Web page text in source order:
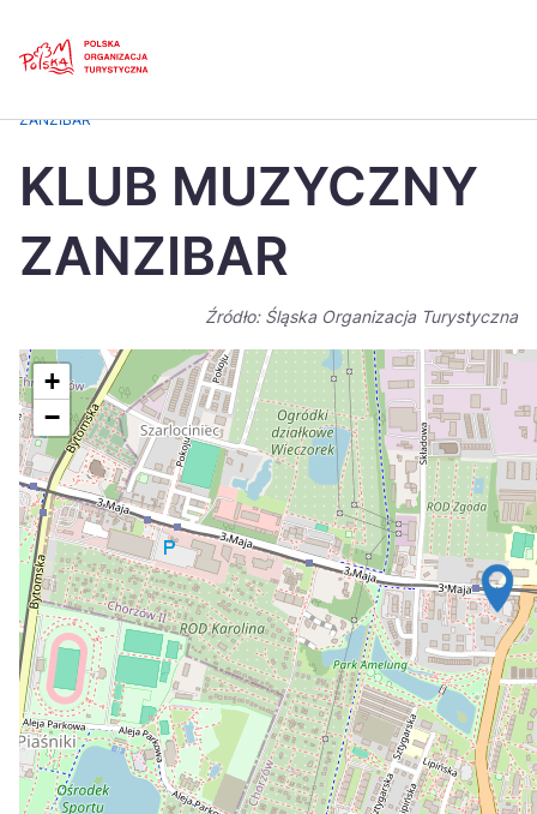
Česká
Dansk
Italiano
Nederlands 日本
Português
Suomi
Україна
Zamknij
ZANZIBAR
KLUB MUZYCZNY
ZANZIBAR
Źródło: Śląska Organizacja Turystyczna
+
−